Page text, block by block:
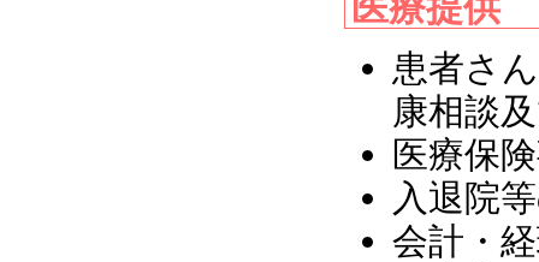
患者さ
康相談
医療保
入退院
会計・